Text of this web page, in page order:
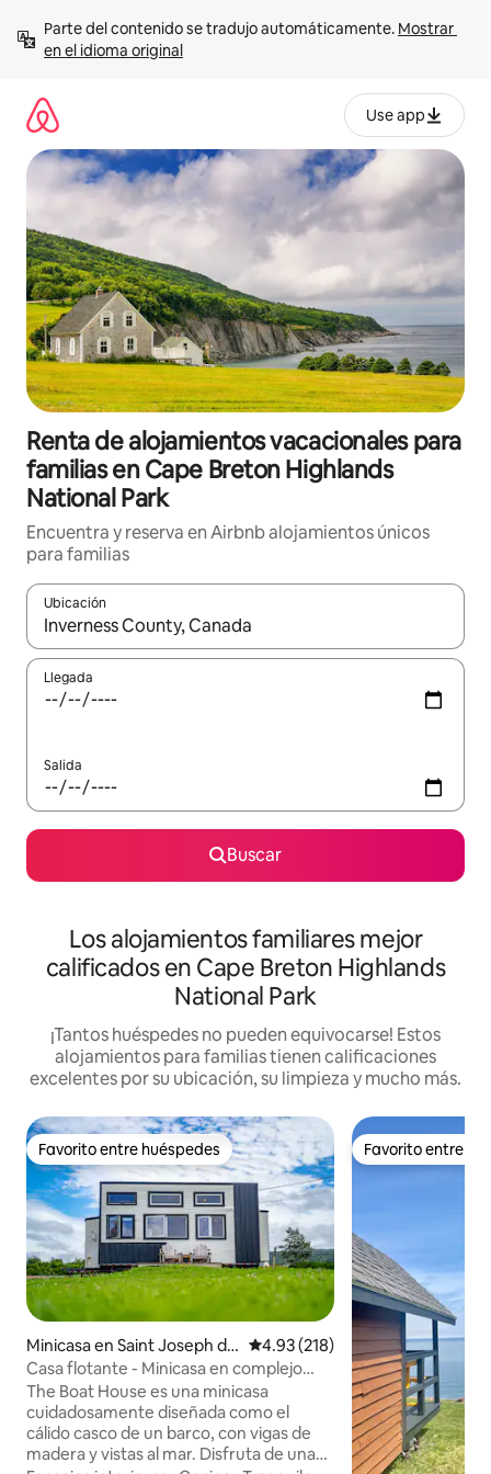
contenido
Parte del contenido se tradujo automáticamente. Mostrar
en el idioma original
Use app
Renta de alojamientos vacacionales para
familias en Cape Breton Highlands
National Park
Encuentra y reserva en Airbnb alojamientos únicos
para familias
Ubicación
Cuando los resultados estén disponibles, podrás navegar
Llegada
Salida
Buscar
Los alojamientos familiares mejor
calificados en Cape Breton Highlands
National Park
¡Tantos huéspedes no pueden equivocarse! Estos
alojamientos para familias tienen calificaciones
excelentes por su ubicación, su limpieza y mucho más.
Favorito entre huéspedes
Favorito entre huéspedes
Minicasa en Saint Joseph du
Moine
Calificación promedio: 4.93 de
4.93 (218)
Casa flotante - Minicasa en complejo
turístico frente al mar
The Boat House es una minicasa
cuidadosamente diseñada como el
cálido casco de un barco, con vigas de
madera y vistas al mar. Disfruta de una
Favorito entre
Favorito entre